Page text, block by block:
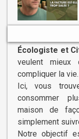
Écologiste et
veulent mieux
compliquer la vie.
Ici, vous
consommer
maison de
simplement
Notre objectif